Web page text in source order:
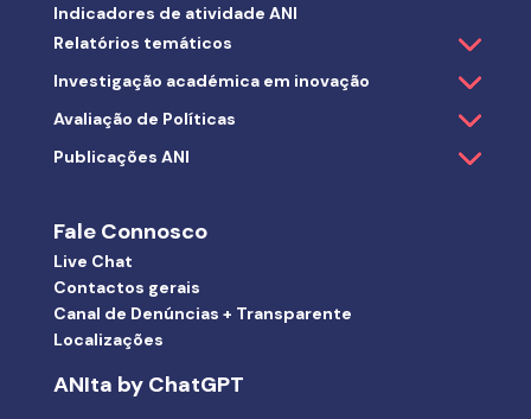
Indicadores de atividade ANI
Relatórios temáticos
Investigação académica em inovação
Avaliação de Políticas
Publicações ANI
Fale Connosco
Live Chat
Contactos gerais
Canal de Denúncias + Transparente
Localizações
ANIta by ChatGPT